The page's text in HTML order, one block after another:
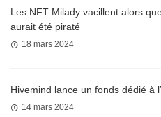
Les NFT Milady vacillent alors
aurait été piraté
18 mars 2024
Hivemind lance un fonds dédié à
14 mars 2024